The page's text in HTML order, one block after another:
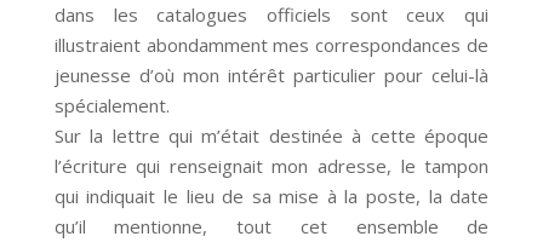
dans les catalogues officiels sont ceux qui
illustraient abondamment mes correspondances de
jeunesse d’où mon intérêt particulier pour celui-là
spécialement.
Sur la lettre qui m’était destinée à cette époque
l’écriture qui renseignait mon adresse, le tampon
qui indiquait le lieu de sa mise à la poste, la date
qu’il mentionne, tout cet ensemble de